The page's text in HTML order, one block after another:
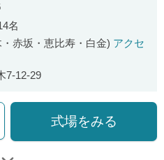
ミ評価
名
赤坂・恵比寿・白金) アクセ
7-12-29
式場をみる